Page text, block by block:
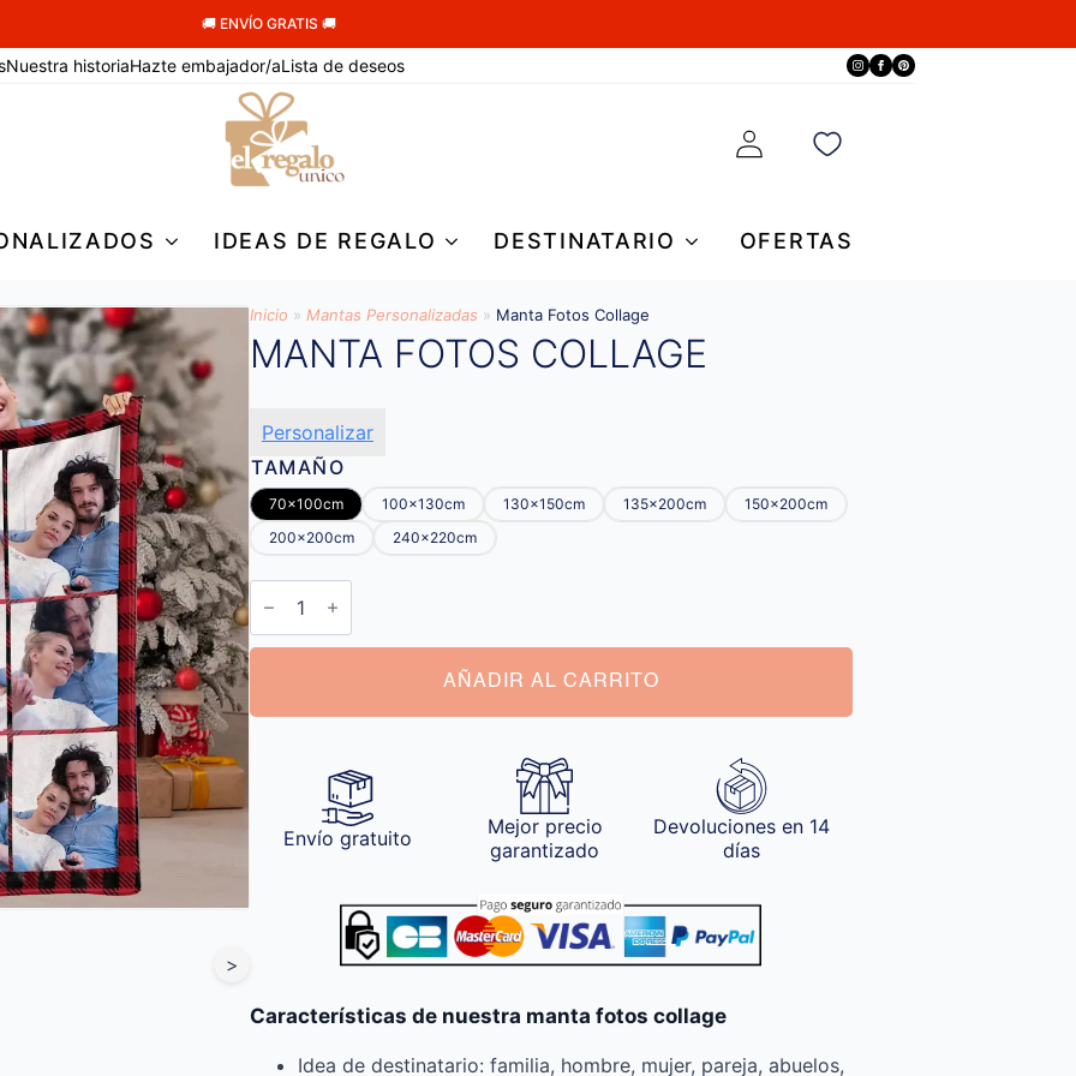
🚚 ENVÍO GRATIS 🚚
Nuestra historiaHazte embajador/aLista de deseos
IDEAS DE REGALO DESTINATARIO OFERTAS
>
Inicio » Mantas Personalizadas » Manta Fotos Collage
MANTA FOTOS COLLAGE
Personalizar
TAMAÑO
70x100cm 100x130cm 130x150cm 135x200cm
150x200cm
200x200cm
240x220cm
Manta
Fotos
cantidad
AÑADIR AL CARRITO
Envío gratuito
Mejor precio
garantizado
Devoluciones en 14
días
Características de nuestra manta fotos collage
Idea de destinatario: familia, hombre, mujer, pareja, abuelos,